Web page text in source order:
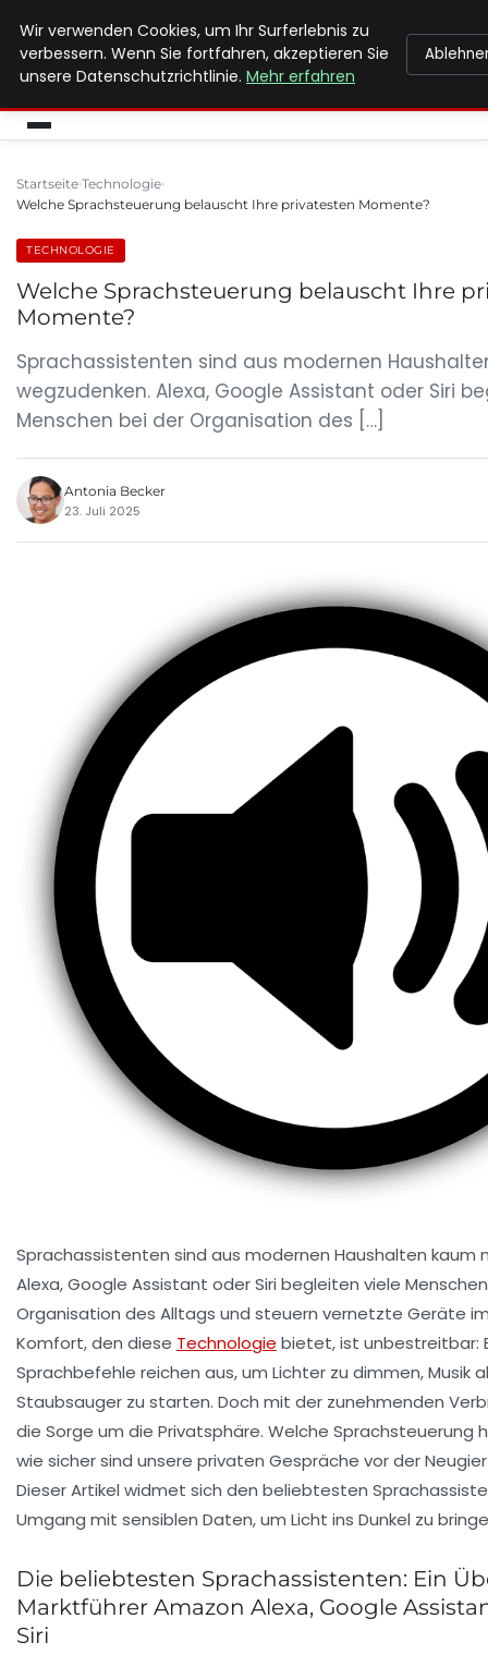
MAX NEUKIRCHNER
Startseite Technologie
Welche Sprachsteuerung belauscht Ihre privatesten Momente?
TECHNOLOGIE
Welche Sprachsteuerung belauscht Ihre
Momente?
Sprachassistenten sind aus modernen
wegzudenken. Alexa, Google Assistant oder Siri
Menschen bei der Organisation des […]
Antonia Becker
23. Juli 2025
Sprachassistenten sind aus modernen Haushalten kaum
Alexa, Google Assistant oder Siri begleiten viele
Organisation des Alltags und steuern vernetzte Geräte
Komfort, den diese Technologie bietet, ist unbestreitbar:
Sprachbefehle reichen aus, um Lichter zu dimmen, Musik
Staubsauger zu starten. Doch mit der zunehmenden
die Sorge um die Privatsphäre. Welche Sprachsteuerung
wie sicher sind unsere privaten Gespräche vor der
Dieser Artikel widmet sich den beliebtesten
Umgang mit sensiblen Daten, um Licht ins Dunkel zu
Die beliebtesten Sprachassistenten: Ein
Marktführer Amazon Alexa, Google
Siri
Wir verwenden Cookies, um Ihr Surferlebnis zu
verbessern. Wenn Sie fortfahren, akzeptieren Sie
unsere Datenschutzrichtlinie. Mehr erfahren